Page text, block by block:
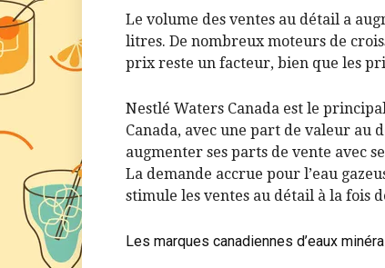
Le volume des ventes au détail a
litres. De nombreux moteurs de
prix reste un facteur, bien que les
Nestlé Waters Canada est le
Canada, avec une part de valeur au
augmenter ses parts de vente avec
La demande accrue pour l’eau
stimule les ventes au détail à la fois
Les marques canadiennes d’eaux